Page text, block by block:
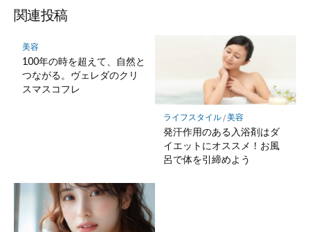
関連投稿
美容
100年の時を超えて、自然と
つながる。ヴェレダのクリ
スマスコフレ
ライフスタイル/美容
発汗作用のある入浴剤はダ
イエットにオススメ！お風
呂で体を引締めよう